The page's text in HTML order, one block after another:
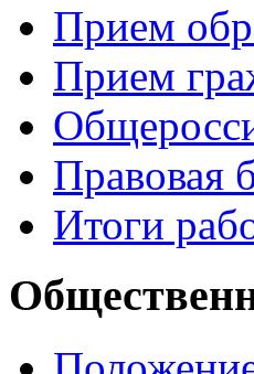
Прием
Прием
Правовая
Итоги